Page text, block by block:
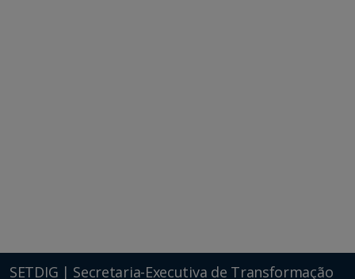
SETDIG | Secretaria-Executiva de Transformação